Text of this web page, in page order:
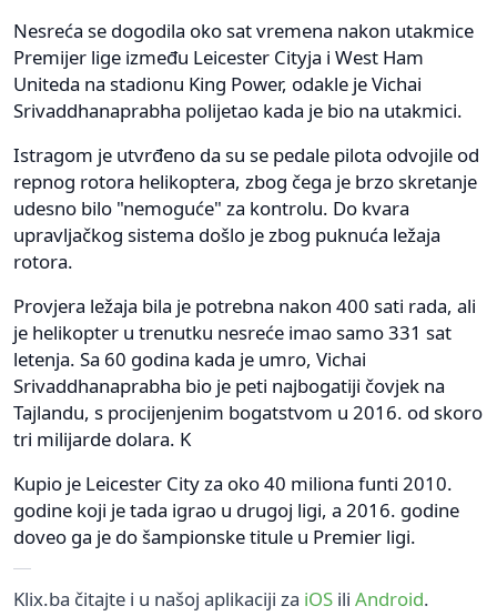
Nesreća se dogodila oko sat vremena nakon utakmice
Premijer lige između Leicester Cityja i West Ham
Uniteda na stadionu King Power, odakle je Vichai
Srivaddhanaprabha polijetao kada je bio na utakmici.
Istragom je utvrđeno da su se pedale pilota odvojile od
repnog rotora helikoptera, zbog čega je brzo skretanje
udesno bilo "nemoguće" za kontrolu. Do kvara
upravljačkog sistema došlo je zbog puknuća ležaja
rotora.
Provjera ležaja bila je potrebna nakon 400 sati rada, ali
je helikopter u trenutku nesreće imao samo 331 sat
letenja. Sa 60 godina kada je umro, Vichai
Srivaddhanaprabha bio je peti najbogatiji čovjek na
Tajlandu, s procijenjenim bogatstvom u 2016. od skoro
tri milijarde dolara. K
Kupio je Leicester City za oko 40 miliona funti 2010.
godine koji je tada igrao u drugoj ligi, a 2016. godine
doveo ga je do šampionske titule u Premier ligi.
Klix.ba čitajte i u našoj aplikaciji za iOS ili Android.